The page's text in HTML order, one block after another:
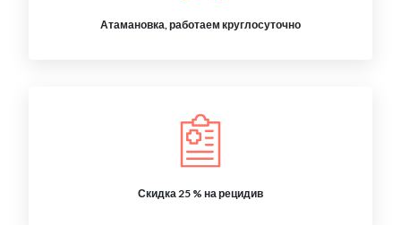
Атамановка, работаем круглосуточно
Скидка 25 % на рецидив